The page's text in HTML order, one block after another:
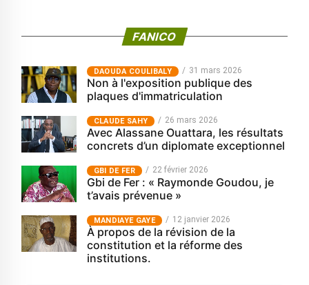
FANICO
‎DAOUDA COULIBALY 31 mars 2026
Non à l'exposition publique des
plaques d'immatriculation
CLAUDE SAHY 26 mars 2026
Avec Alassane Ouattara, les résultats
concrets d’un diplomate exceptionnel
GBI DE FER 22 février 2026
Gbi de Fer : « Raymonde Goudou, je
t’avais prévenue »
MANDIAYE GAYE 12 janvier 2026
À propos de la révision de la
constitution et la réforme des
institutions.